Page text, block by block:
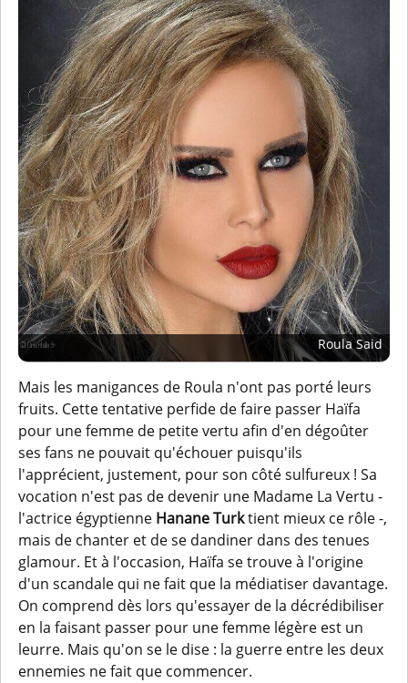
Roula Said
Mais les manigances de Roula n'ont pas porté leurs
fruits. Cette tentative perfide de faire passer Haïfa
pour une femme de petite vertu afin d'en dégoûter
ses fans ne pouvait qu'échouer puisqu'ils
l'apprécient, justement, pour son côté sulfureux ! Sa
vocation n'est pas de devenir une Madame La Vertu -
l'actrice égyptienne Hanane Turktient mieux ce rôle -,
mais de chanter et de se dandiner dans des tenues
glamour. Et à l'occasion, Haïfa se trouve à l'origine
d'un scandale qui ne fait que la médiatiser davantage.
On comprend dès lors qu'essayer de la décrédibiliser
en la faisant passer pour une femme légère est un
leurre. Mais qu'on se le dise : la guerre entre les deux
ennemies ne fait que commencer.